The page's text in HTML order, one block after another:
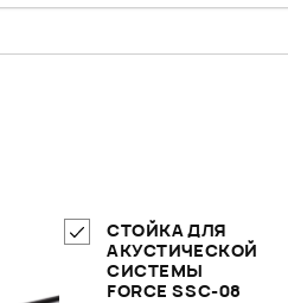
СТОЙКА ДЛЯ
АКУСТИЧЕСКОЙ
СИСТЕМЫ
FORCE SSC-08